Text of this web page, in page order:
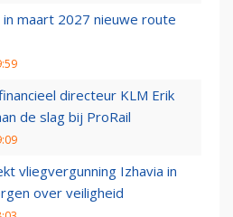
maart 2027 nieuwe route
directeur KLM Erik
de slag bij ProRail
vliegvergunning Izhavia in
over veiligheid